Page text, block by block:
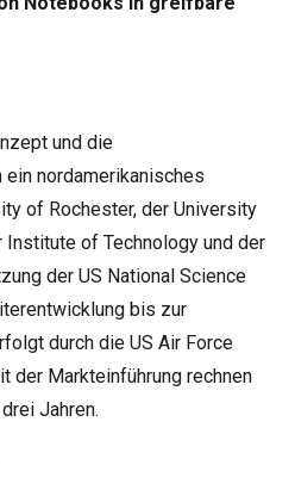
und die
nordamerikanisches
of Rochester, der University
of Technology und der
der US National Science
bis zur
durch die US Air Force
der Markteinführung rechnen
Jahren.